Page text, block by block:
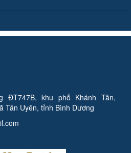
ĐT747B, khu phố Khánh Tân,
Tân Uyên, tỉnh Bình Dương